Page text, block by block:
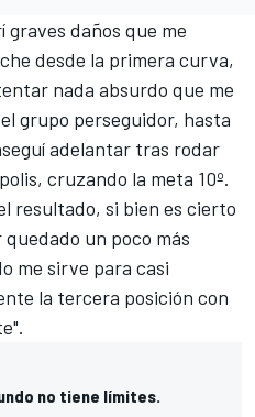
graves daños que me
desde la primera curva,
nada absurdo que me
grupo perseguidor, hasta
adelantar tras rodar
cruzando la meta 10º.
resultado, si bien es cierto
un poco más
me sirve para casi
la tercera posición con
no tiene límites.